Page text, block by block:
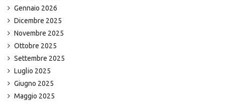
Gennaio 2026
Dicembre 2025
Novembre 2025
Ottobre 2025
Settembre 2025
Luglio 2025
Giugno 2025
Maggio 2025